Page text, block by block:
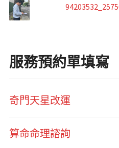
服務預約單填寫
奇門天星改運
算命命理諮詢